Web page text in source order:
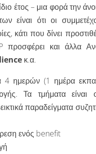
έτος – μια φορά την
είναι ότι οι
κάτι που δίνει
και άλλα
κ.α.
4 ημερών (1 ημέρα
Τα τμήματα
παραδείγματα
ενός benefit